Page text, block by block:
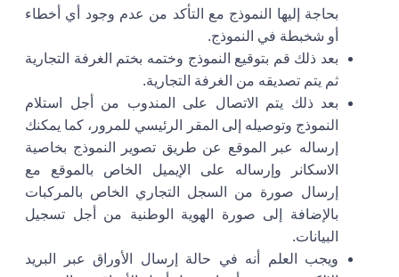
بحاجة إليها النموذج مع التأكد من عدم وجود أي أخطاء
أو شخبطة في النموذج.
بعد ذلك قم بتوقيع النموذج وختمه بختم الغرفة التجارية
ثم يتم تصديقه من الغرفة التجارية.
بعد ذلك يتم الاتصال على المندوب من أجل استلام
النموذج وتوصيله إلى المقر الرئيسي للمرور، كما يمكنك
إرساله عبر الموقع عن طريق تصوير النموذج بخاصية
الاسكانر وإرساله على الإيميل الخاص بالموقع مع
إرسال صورة من السجل التجاري الخاص بالمركبات
بالإضافة إلى صورة الهوية الوطنية من أجل تسجيل
البيانات.
ويجب العلم أنه في حالة إرسال الأوراق عبر البريد